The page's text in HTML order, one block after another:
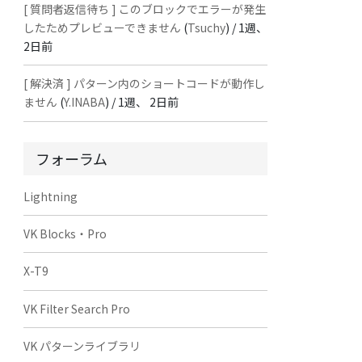
[ 質問者返信待ち ] このブロックでエラーが発生
したためプレビューできません (Tsuchy) /1週、
2日前
[ 解決済 ] パターン内のショートコードが動作し
ません (Y.INABA) /1週、 2日前
フォーラム
Lightning
VK Blocks・Pro
X-T9
VK Filter Search Pro
VK パターンライブラリ